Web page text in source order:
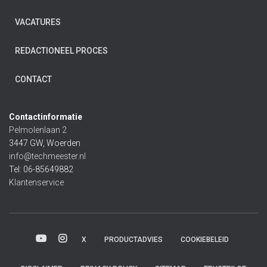
VACATURES
REDACTIONEEL PROCES
CONTACT
Contactinformatie
Pelmolenlaan 2
3447 GW, Woerden
info@techmeester.nl
Tel: 06-85649882
Klantenservice
X PRODUCTADVIES COOKIEBELEID